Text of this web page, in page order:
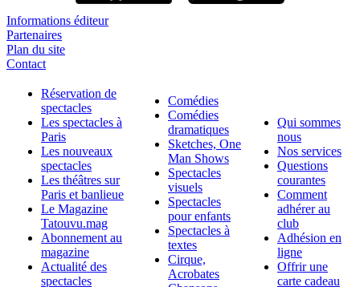
Informations éditeur
Partenaires
Plan du site
Contact
Réservation de
spectacles
Les spectacles à
Paris
Les nouveaux
spectacles
Les théâtres sur
Paris et banlieue
Le Magazine
Tatouvu.mag
Abonnement au
magazine
Actualité des
spectacles
Comédies
Comédies
dramatiques
Sketches, One
Man Shows
Spectacles
visuels
Spectacles
pour enfants
Spectacles à
textes
Cirque,
Acrobates
Qui sommes
nous
Nos services
Questions
courantes
Comment
adhérer au
club
Adhésion en
ligne
Offrir une
carte cadeau